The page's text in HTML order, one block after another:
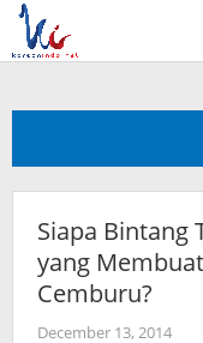
Skip
content
Siapa Bintang
yang
Cemburu?
December 13, 2014by